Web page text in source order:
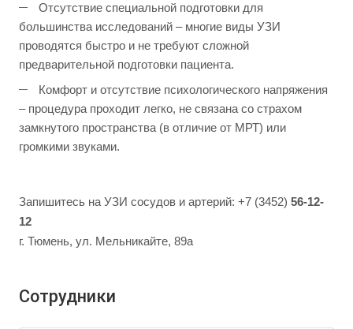
Отсутствие специальной подготовки для
большинства исследований – многие виды УЗИ
проводятся быстро и не требуют сложной
предварительной подготовки пациента.
Комфорт и отсутствие психологического напряжения
– процедура проходит легко, не связана со страхом
замкнутого пространства (в отличие от МРТ) или
громкими звуками.
Запишитесь на УЗИ сосудов и артерий: +7 (3452) 56-12-
12
г. Тюмень, ул. Мельникайте, 89а
Сотрудники